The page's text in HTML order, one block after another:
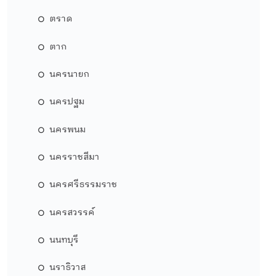
ตราด
ตาก
นครนายก
นครปฐม
นครพนม
นครราชสีมา
นครศรีธรรมราช
นครสวรรค์
นนทบุรี
นราธิวาส